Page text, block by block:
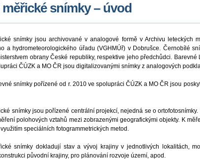
měřické snímky – úvod
snímky jsou archivované v analogové formě v Archivu leteckých
a hydrometeorologického úřadu (VGHMÚř) v Dobrušce. Černobílé
obrany České republiky, respektive jeho předchůdci. Barevné
ČÚZK a MO ČR jsou digitalizovanými snímky z analogových
snímky pořízené od r. 2010 ve spolupráci ČÚZK a MO ČR jsou
snímky jsou pořízené centrální projekcí, nejedná se o
polohových vztahů mezi zobrazenými geografickými objekty. K
speciálních fotogrammetrických metod.
snímky dokladují stav a vývoj krajiny v jednotlivých lokalitách,
původní krajiny, pro plánování rozvoje území, apod.